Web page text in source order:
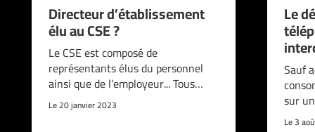
Directeur d’établissement
élu au CSE ?
Le CSE est composé de
représentants élus du personnel
ainsi que de l’employeur... Tous…
Le 20 janvier 2023
Le
Sauf
sur
Le 3